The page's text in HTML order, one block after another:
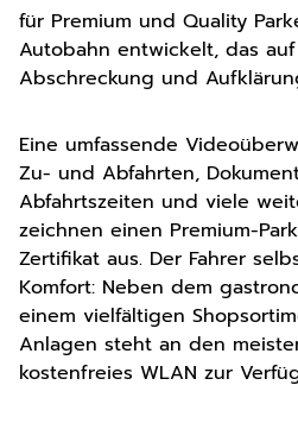
für Premium und Quality
Autobahn entwickelt, das
Abschreckung und
Eine umfassende
Zu- und Abfahrten,
Abfahrtszeiten und viele
zeichnen einen Premium-
Zertifikat aus. Der Fahrer
Komfort: Neben dem
einem vielfältigen
Anlagen steht an den
kostenfreies WLAN zur